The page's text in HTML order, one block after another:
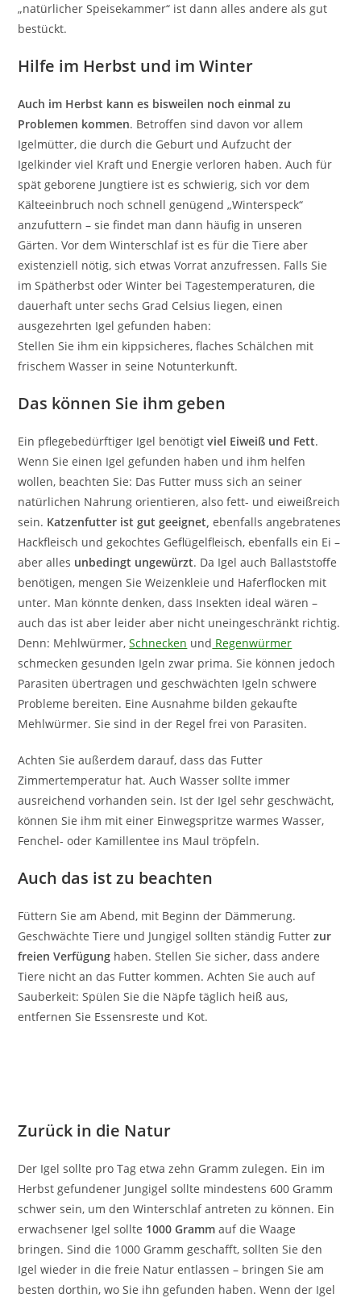
„natürlicher Speisekammer“ ist dann alles andere als gut
bestückt.
Hilfe im Herbst und im Winter
Auch im Herbst kann es bisweilen noch einmal zu
Problemen kommen. Betroffen sind davon vor allem
Igelmütter, die durch die Geburt und Aufzucht der
Igelkinder viel Kraft und Energie verloren haben. Auch für
spät geborene Jungtiere ist es schwierig, sich vor dem
Kälteeinbruch noch schnell genügend „Winterspeck“
anzufuttern – sie findet man dann häufig in unseren
Gärten. Vor dem Winterschlaf ist es für die Tiere aber
existenziell nötig, sich etwas Vorrat anzufressen. Falls Sie
im Spätherbst oder Winter bei Tagestemperaturen, die
dauerhaft unter sechs Grad Celsius liegen, einen
ausgezehrten Igel gefunden haben:
Stellen Sie ihm ein kippsicheres, flaches Schälchen mit
frischem Wasser in seine Notunterkunft.
Das können Sie ihm geben
Ein pflegebedürftiger Igel benötigtviel Eiweiß und Fett.
Wenn Sie einen Igel gefunden haben und ihm helfen
wollen, beachten Sie: Das Futter muss sich an seiner
natürlichen Nahrung orientieren, also fett- und eiweißreich
sein. Katzenfutter ist gut geeignet, ebenfalls angebratenes
Hackfleisch und gekochtes Geflügelfleisch, ebenfalls ein Ei –
aber alles unbedingt ungewürzt. Da Igel auch Ballaststoffe
benötigen, mengen Sie Weizenkleie und Haferflocken mit
unter. Man könnte denken, dass Insekten ideal wären –
auch das ist aber leider aber nicht uneingeschränkt richtig.
Denn: Mehlwürmer,Schnecken und Regenwürmer
schmecken gesunden Igeln zwar prima. Sie können jedoch
Parasiten übertragen und geschwächten Igeln schwere
Probleme bereiten. Eine Ausnahme bilden gekaufte
Mehlwürmer. Sie sind in der Regel frei von Parasiten.
Achten Sie außerdem darauf, dass das Futter
Zimmertemperatur hat. Auch Wasser sollte immer
ausreichend vorhanden sein. Ist der Igel sehr geschwächt,
können Sie ihm mit einer Einwegspritze warmes Wasser,
Fenchel- oder Kamillentee ins Maul tröpfeln.
Auch das ist zu beachten
Füttern Sie am Abend, mit Beginn der Dämmerung.
Geschwächte Tiere und Jungigel sollten ständig Futterzur
freien Verfügung haben. Stellen Sie sicher, dass andere
Tiere nicht an das Futter kommen. Achten Sie auch auf
Sauberkeit: Spülen Sie die Näpfe täglich heiß aus,
entfernen Sie Essensreste und Kot.
Zurück in die Natur
Der Igel sollte pro Tag etwa zehn Gramm zulegen. Ein im
Herbst gefundener Jungigel sollte mindestens 600 Gramm
schwer sein, um den Winterschlaf antreten zu können. Ein
erwachsener Igel sollte 1000 Gramm auf die Waage
bringen. Sind die 1000 Gramm geschafft, sollten Sie den
Igel wieder in die freie Natur entlassen – bringen Sie am
besten dorthin, wo Sie ihn gefunden haben. Wenn der Igel